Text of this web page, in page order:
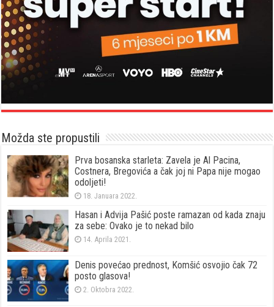
Možda ste propustili
Prva bosanska starleta: Zavela je Al Pacina,
Costnera, Bregovića a čak joj ni Papa nije mogao
odoljeti!
18. Januara 2022.
Hasan i Advija Pašić poste ramazan od kada znaju
za sebe: Ovako je to nekad bilo
14. Aprila 2021.
Denis povećao prednost, Komšić osvojio čak 72
posto glasova!
2. Oktobra 2022.